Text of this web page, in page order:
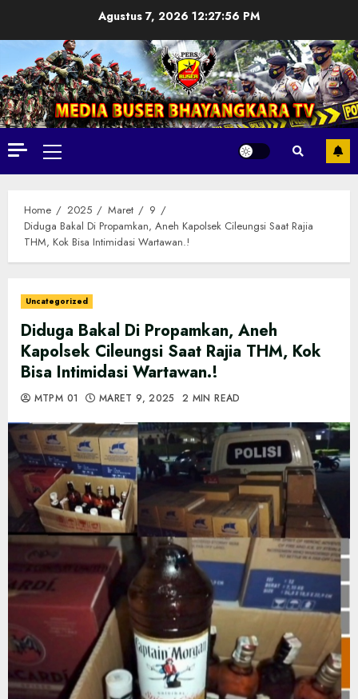
Agustus 7, 202612:27:58 PM
Primary
Menu
Home 2025 Maret
9
Diduga Bakal Di Propamkan, Aneh Kapolsek Cileungsi Saat Rajia
THM, Kok Bisa Intimidasi Wartawan.!
Uncategorized
Diduga Bakal Di Propamkan, Aneh
Kapolsek Cileungsi Saat Rajia THM, Kok
Bisa Intimidasi Wartawan.!
MTPM 01 MARET 9, 2025 2 MIN READ